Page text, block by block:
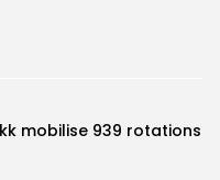
mobilise 939 rotations